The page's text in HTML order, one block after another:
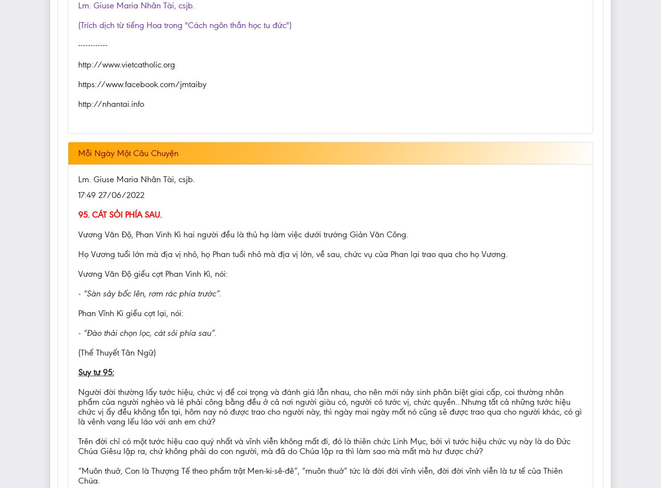
Lm. Giuse Maria Nhân Tài, csjb.
(Trích dịch từ tiếng Hoa trong "Cách ngôn thần học tu đức")
------------
http://www.vietcatholic.org
https://www.facebook.com/jmtaiby
http://nhantai.info
Mỗi Ngày Một Câu Chuyện
Lm. Giuse Maria Nhân Tài, csjb.
17:49 27/06/2022
95. CÁT SỎI PHÍA SAU.
Vương Văn Độ, Phan Vinh Kì hai người đều là thủ hạ làm việc dưới trướng Giản Văn Công.
Họ Vương tuổi lớn mà địa vị nhỏ, họ Phan tuổi nhỏ mà địa vị lớn, về sau, chức vụ của Phan lại trao qua cho họ Vương.
Vương Văn Độ giểu cợt Phan Vinh Kì, nói:
- “Sàn sảy bốc lên, rơm rác phía trước”.
Phan Vĩnh Kì giểu cợt lại, nói:
- “Đào thải chọn lọc, cát sỏi phía sau”.
(Thế Thuyết Tân Ngữ)
Suy tư 95:
Người đời thường lấy tước hiệu, chức vị để coi trọng và đánh giá lẫn nhau, cho nên mới nảy sinh phân biệt giai cấp, coi thường nhân
phẩm của người nghèo và lẻ phải công bằng đều ở cả nơi người giàu có, người có tước vị, chức quyền...Nhưng tất cả những tước hiệu
chức vị ấy đều không tồn tại, hôm nay nó được trao cho người này, thì ngày mai ngày mốt nó cũng sẽ được trao qua cho người khác, có gì
là vênh vang lếu láo với anh em chứ?
Trên đời chỉ có một tước hiệu cao quý nhất và vĩnh viễn không mất đi, đó là thiên chức Linh Mục, bởi vì tước hiệu chức vụ này là do Đức
Chúa Giêsu lập ra, chứ không phải do con người, mà đã do Chúa lập ra thì làm sao mà mất mà hư được chứ?
“Muôn thuở, Con là Thượng Tế theo phẩm trật Men-ki-sê-đê”, “muôn thuở” tức là đời đời vĩnh viễn, đời đời vĩnh viễn là tư tế của Thiên
Chúa.